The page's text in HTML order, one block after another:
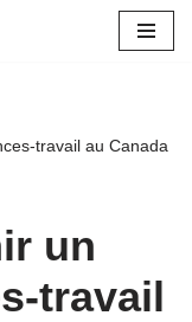
travail au Canada
un
travail